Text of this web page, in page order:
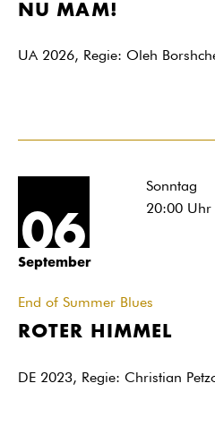
NU MAM!
UA 2026, Regie: Oleh
06
September
Sonntag
20:00Uhr
End of Summer Blues
ROTER HIMMEL
DE 2023, Regie: Christian